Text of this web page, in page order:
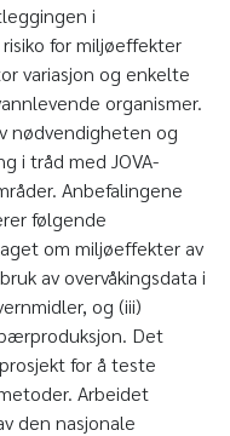
i
for miljøeffekter
variasjon og enkelte
organismer.
nødvendigheten og
i tråd med JOVA-
Anbefalingene
følgende
om miljøeffekter av
av overvåkingsdata i
og (iii)
Det
for å teste
Arbeidet
den nasjonale